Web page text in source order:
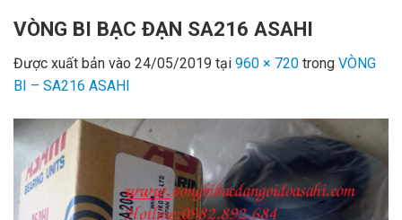
VÒNG BI BẠC ĐẠN SA216 ASAHI
Được xuất bản vào 24/05/2019 tại 960 × 720 trong VÒNG
BI – SA216 ASAHI